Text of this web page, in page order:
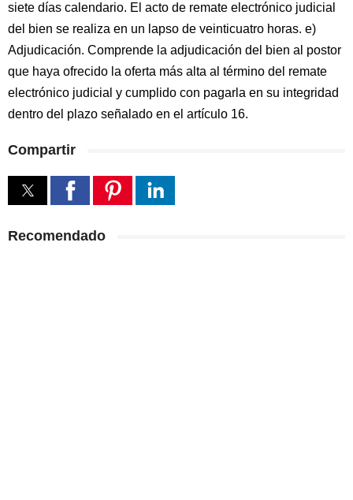
siete días calendario. El acto de remate electrónico judicial
del bien se realiza en un lapso de veinticuatro horas. e)
Adjudicación. Comprende la adjudicación del bien al postor
que haya ofrecido la oferta más alta al término del remate
electrónico judicial y cumplido con pagarla en su integridad
dentro del plazo señalado en el artículo 16.
Compartir
Recomendado